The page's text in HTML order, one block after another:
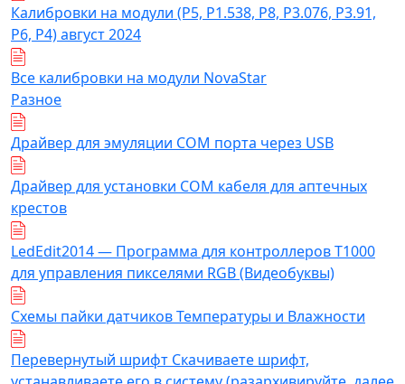
Калибровки на модули (Р5, Р1.538, Р8, Р3.076, Р3.91,
Р6, Р4) август 2024
Все калибровки на модули NovaStar
Разное
Драйвер для эмуляции COM порта через USB
Драйвер для установки COM кабеля для аптечных
крестов
LedEdit2014 — Программа для контроллеров T1000
для управления пикселями RGB (Видеобуквы)
Схемы пайки датчиков Температуры и Влажности
Перевернутый шрифт Скачиваете шрифт,